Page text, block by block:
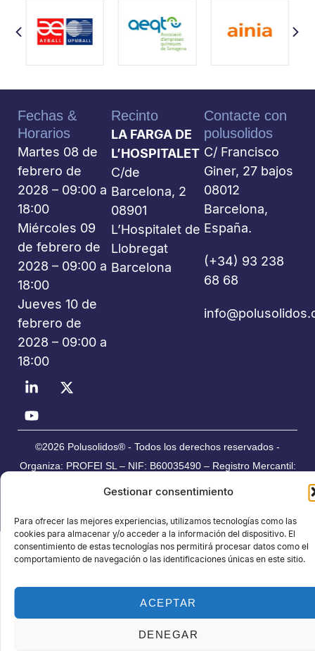
Gestionar consentimiento
Para ofrecer las mejores experiencias, utilizamos tecnologías como las
cookies para almacenar y/o acceder a la información del dispositivo. El
consentimiento de estas tecnologías nos permitirá procesar datos como el
comportamiento de navegación o las identificaciones únicas en este sitio.
ACEPTAR
DENEGAR
Fechas &
Horarios
Martes 08 de
febrero de
2028 – 09:00 a
18:00
Miércoles 09
de febrero de
2028 – 09:00 a
18:00
Jueves 10 de
febrero de
2028 – 09:00 a
18:00
Recinto
LA FARGA DE
L’HOSPITALET
C/de
Barcelona, 2
08901
L’Hospitalet de
Llobregat
Barcelona
Contacte con
polusolidos
C/ Francisco
Giner, 27 bajos
08012
Barcelona,
España.
(+34) 93 238
68 68
©2026 Polusolidos® - Todos los derechos reservados -
Organiza: PROFEI SL – NIF: B60035490 – Registro Mercantil: